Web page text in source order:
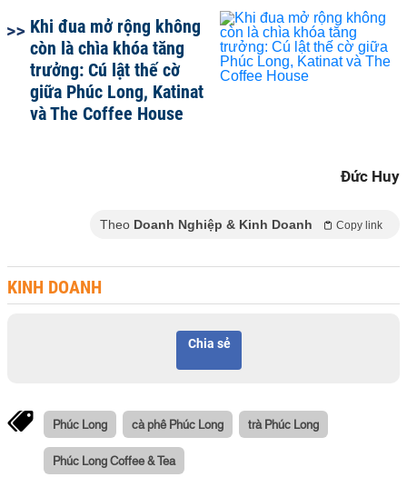
Khi đua mở rộng không
còn là chìa khóa tăng
trưởng: Cú lật thế cờ
giữa Phúc Long, Katinat
và The Coffee House
Đức Huy
Theo Doanh Nghiệp & Kinh Doanh Copy link
KINH DOANH
Chia sẻ
Phúc Long cà phê Phúc Long trà Phúc Long
Phúc Long Coffee & Tea